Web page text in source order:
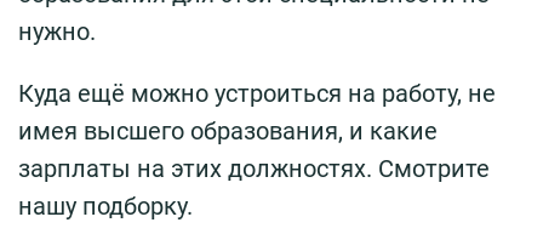
нужно.
Куда ещё можно устроиться на работу, не
имея высшего образования, и какие
зарплаты на этих должностях. Смотрите
нашу подборку.